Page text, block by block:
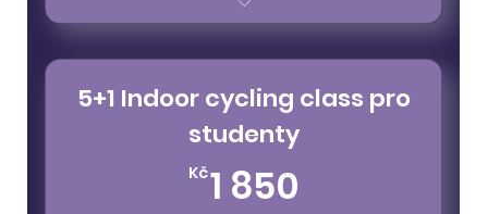
platnost 12 měsíců
nelze uplatnit na special class
5+1 Indoor cycling class pro
studenty
Kč1 850